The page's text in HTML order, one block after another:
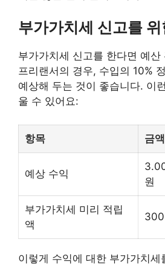
부가가치세 신고를
부가가치세 신고를 한다면 예산
프리랜서의 경우, 수입의 10%
예상해 두는 것이 좋습니다. 이
울 수 있어요:
항목 금액
예상 수익
원
부가가치세 미리 적립
액
이렇게 수익에 대한 부가가치세